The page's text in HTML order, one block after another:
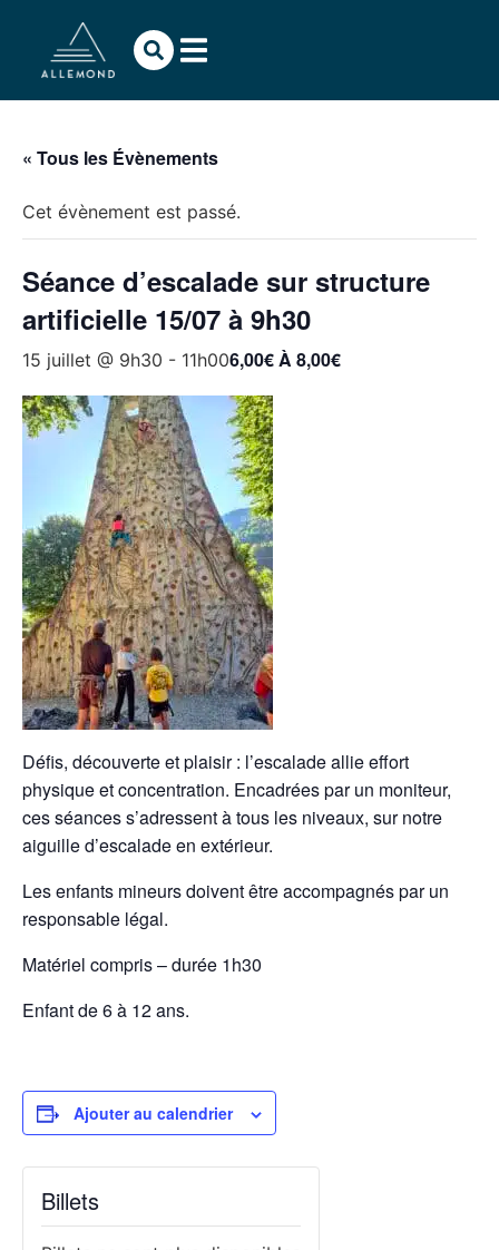
« Tous les Évènements
Cet évènement est passé.
Séance d’escalade sur structure
artificielle 15/07 à 9h30
15 juillet @ 9h30 - 11h006,00€ À 8,00€
Défis, découverte et plaisir : l’escalade allie effort
physique et concentration. Encadrées par un moniteur,
ces séances s’adressent à tous les niveaux, sur notre
aiguille d’escalade en extérieur.
Les enfants mineurs doivent être accompagnés par un
responsable légal.
Matériel compris – durée 1h30
Enfant de 6 à 12 ans.
Ajouter au calendrier
Billets